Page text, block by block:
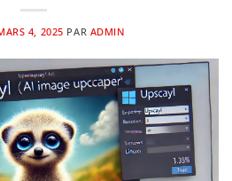
4, 2025 PAR ADMIN